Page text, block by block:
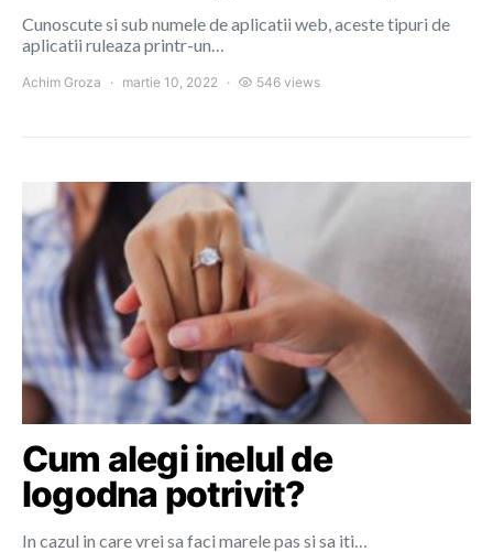
Cunoscute si sub numele de aplicatii web, aceste tipuri de
aplicatii ruleaza printr-un…
Achim Groza martie 10, 2022 546 views
Cum alegi inelul de
logodna potrivit?
In cazul in care vrei sa faci marele pas si sa iti…